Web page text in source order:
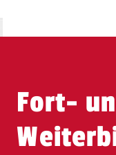
Fort-